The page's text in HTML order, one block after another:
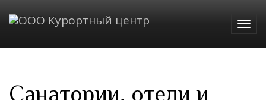
Санатории, отели и